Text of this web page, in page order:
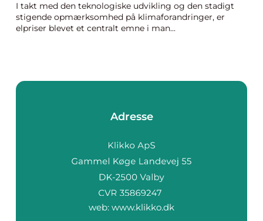
I takt med den teknologiske udvikling og den stadigt
stigende opmærksomhed på klimaforandringer, er
elpriser blevet et centralt emne i man...
Adresse
web: www.klikko.dk